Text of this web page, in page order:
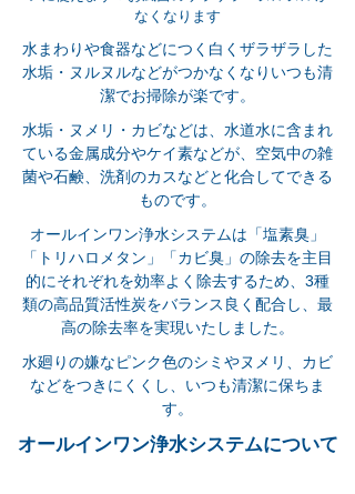
なくなります
水まわりや食器などにつく白くザラザラした
水垢・ヌルヌルなどがつかなくなりいつも清
潔でお掃除が楽です。​
水垢・ヌメリ・カビなどは、水道水に含まれ
ている金属成分やケイ素などが、空気中の雑
菌や石鹸、洗剤のカスなどと化合してできる
ものです。
オールインワン浄水システムは「塩素臭」
「トリハロメタン」「カビ臭」の除去を主目
的にそれぞれを効率よく除去するため、3種
類の高品質活性炭をバランス良く配合し、最
高の除去率を実現いたしました。
水廻りの嫌なピンク色のシミやヌメリ、カビ
などをつきにくくし、いつも清潔に保ちま
す。
オールインワン浄水システムについて